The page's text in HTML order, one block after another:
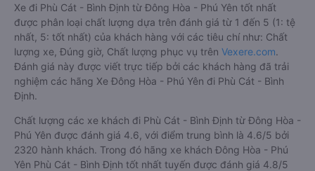
Xe đi Phù Cát - Bình Định từ Đông Hòa - Phú Yên tốt nhất
được phân loại chất lượng dựa trên đánh giá từ 1 đến 5 (1: tệ
nhất, 5: tốt nhất) của khách hàng với các tiêu chí như: Chất
lượng xe, Đúng giờ, Chất lượng phục vụ trên Vexere.com.
Đánh giá này được viết trực tiếp bởi các khách hàng đã trải
nghiệm các hãng Xe Đông Hòa - Phú Yên đi Phù Cát - Bình
Định.
Chất lượng các xe khách đi Phù Cát - Bình Định từ Đông Hòa -
Phú Yên được đánh giá 4.6, với điểm trung bình là 4.6/5 bởi
2320 hành khách. Trong đó hãng xe khách Đông Hòa - Phú
Yên Phù Cát - Bình Định tốt nhất tuyến được đánh giá 4.8/5